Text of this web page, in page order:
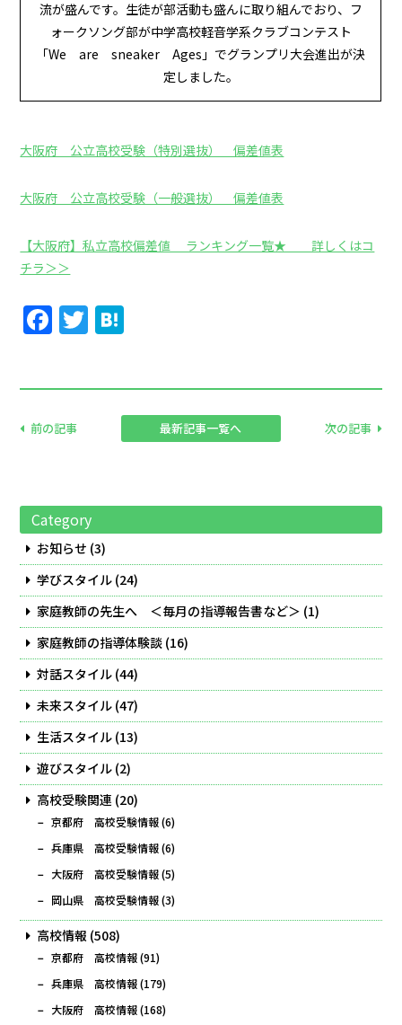
流が盛んです。生徒が部活動も盛んに取り組んでおり、フ
ォークソング部が中学高校軽音学系クラブコンテスト
「We are sneaker Ages」でグランプリ大会進出が決
定しました。
大阪府 公立高校受験（特別選抜） 偏差値表
大阪府 公立高校受験（一般選抜） 偏差値表
【大阪府】私立高校偏差値 ランキング一覧★ 詳しくはコ
チラ＞＞
Facebook
Twitter
前の記事 最新記事一覧へ 次の記事
Category
お知らせ (3)
学びスタイル (24)
家庭教師の先生へ ＜毎月の指導報告書など＞ (1)
家庭教師の指導体験談 (16)
対話スタイル (44)
未来スタイル (47)
生活スタイル (13)
遊びスタイル (2)
高校受験関連 (20)
京都府 高校受験情報(6)
兵庫県 高校受験情報(6)
大阪府 高校受験情報(5)
岡山県 高校受験情報(3)
高校情報 (508)
京都府 高校情報(91)
兵庫県 高校情報(179)
大阪府 高校情報(168)